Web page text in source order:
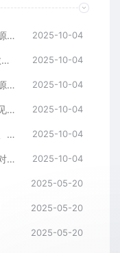
跑得快透视辅助软件开发全解析——源码、跨平台架构与控牌算法 2025-10-04
2025最新版手机麻将透视软件开发教程：跨平台实现与安全防封方案 2025-10-04
手机麻将透视辅助软件开发全解析：源码、控牌策略与胜率调节 2025-10-04
手机麻将透视辅助软件开发制作—常见问答解读 2025-10-04
棋牌游戏辅助开发终极方案——源码、架构与算法全解析 2025-10-04
棋牌游戏辅助开发制作—透视控牌，对局胜率调节源码解析与逻辑全流程 2025-10-04
2025-05-20
2025-05-20
2025-05-20